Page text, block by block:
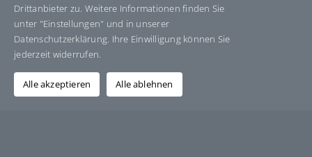
Über den Autor: Grafik-Design-Jutta-Sucker
Drittanbieter zu. Weitere Informationen finden Sie
unter "Einstellungen" und in unserer
Datenschutzerklärung. Ihre Einwilligung können Sie
jederzeit widerrufen.
Alle akzeptieren Alle ablehnen